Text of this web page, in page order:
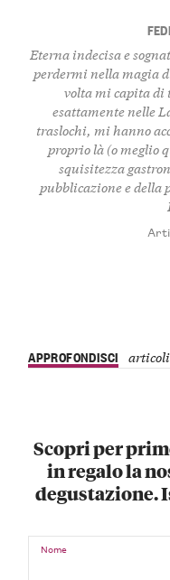
Eterna indecisa e
perdermi nella magia
volta mi capita di
esattamente nelle
traslochi, mi hanno
proprio là (o meglio
squisitezza
pubblicazione e della
APPROFONDISCI
Scopri per
in regalo la
degustazione.
Nome